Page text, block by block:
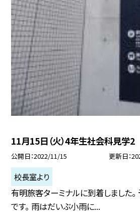
11月15日（火）4年生社会科見学2
公開日 2022/11/15 更新日
校長室より
有明旅客ターミナルに到着しました
です。 雨はだいぶ小雨に...